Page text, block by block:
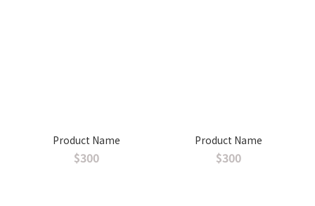
Product Name
$300
Product Name
$300